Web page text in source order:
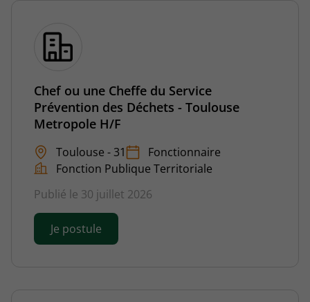
Chef ou une Cheffe du Service
Prévention des Déchets - Toulouse
Metropole H/F
Toulouse - 31
Fonctionnaire
Fonction Publique Territoriale
Publié le 30 juillet 2026
Je postule